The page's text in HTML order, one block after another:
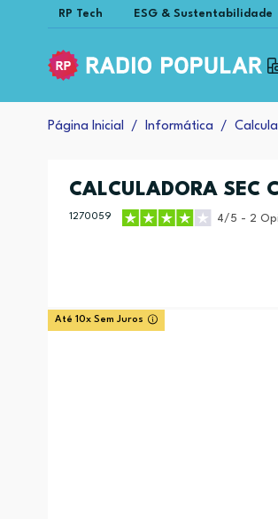
RP Tech ESG & Sustentabilidade
Página Inicial Informática
CALCULADORA SEC
1270059 4/5 - 2
Até 10x Sem Juros